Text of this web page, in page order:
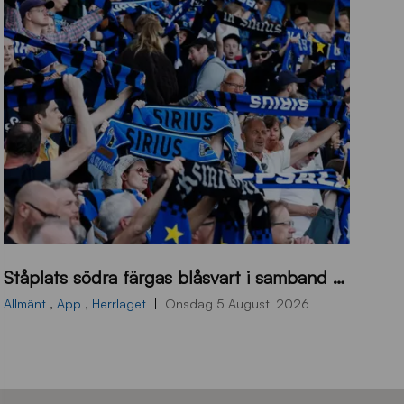
ö
d
Ståplats södra färgas blåsvart i samband med nästa hemmamatch
Allmänt , App , Herrlaget Onsdag 5 Augusti 2026